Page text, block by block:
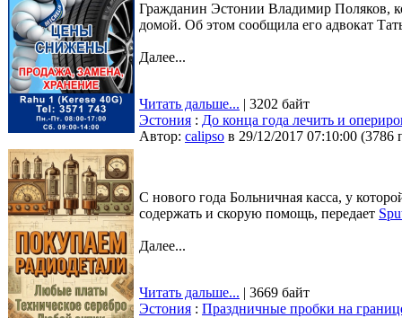
Гражданин Эстонии Владимир Поляков,
домой. Об этом сообщила его адвокат
Далее...
Читать дальше... | 3202 байт
Эстония : До конца года лечить и
Автор: calipso в 29/12/2017 07:10:00 (3786
С нового года Больничная касса, у
содержать и скорую помощь, передает
Далее...
Читать дальше... | 3669 байт
Эстония : Праздничные пробки на